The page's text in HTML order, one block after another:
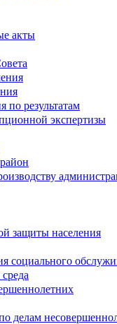
акты
по результатам
экспертизы
защиты населения
социального
делам